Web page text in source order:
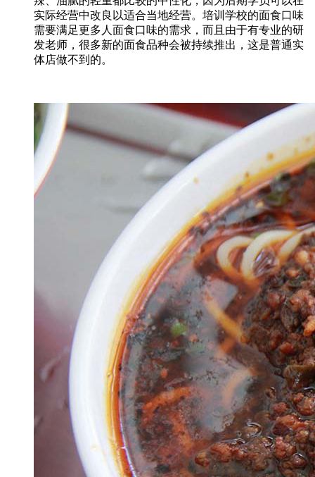
实际经营中改良以适合当地经营。培训学校的面食口味
需要满足更多人面食口味的需求，而且由于有专业的研
发老师，很多新的面食品种会被持续推出，这是普通实
体店做不到的。